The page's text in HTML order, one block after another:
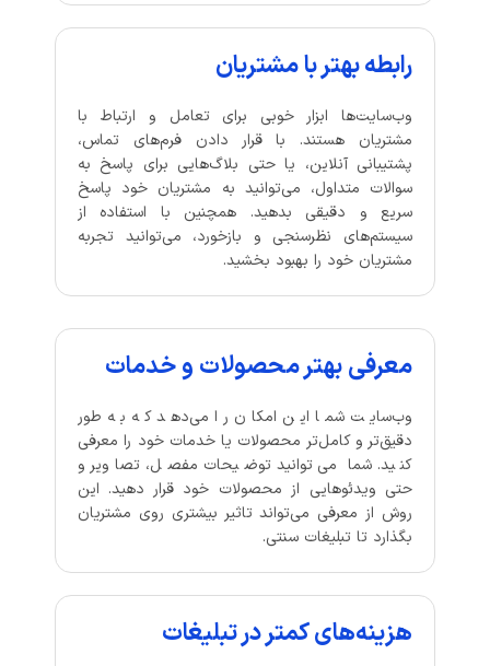
رابطه بهتر با مشتریان
وب‌سایت‌ها ابزار خوبی برای تعامل و ارتباط با
مشتریان هستند. با قرار دادن فرم‌های تماس،
پشتیبانی آنلاین، یا حتی بلاگ‌هایی برای پاسخ به
سوالات متداول، می‌توانید به مشتریان خود پاسخ
سریع و دقیقی بدهید. همچنین با استفاده از
سیستم‌های نظرسنجی و بازخورد، می‌توانید تجربه
مشتریان خود را بهبود بخشید.
معرفی بهتر محصولات و خدمات
وب‌سایت شما این امکان را می‌دهد که به طور
دقیق‌تر و کامل‌تر محصولات یا خدمات خود را معرفی
کنید. شما می‌توانید توضیحات مفصل، تصاویر و
حتی ویدئوهایی از محصولات خود قرار دهید. این
روش از معرفی می‌تواند تاثیر بیشتری روی مشتریان
بگذارد تا تبلیغات سنتی.
هزینه‌های کمتر در تبلیغات